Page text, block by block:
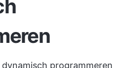
programmeren